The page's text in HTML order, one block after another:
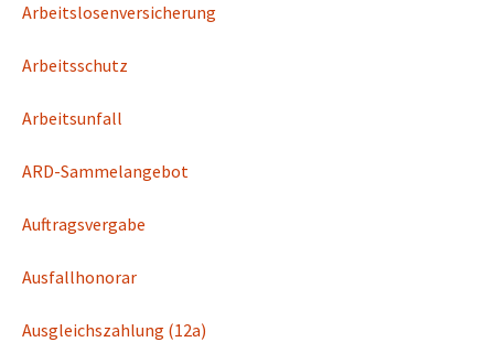
Arbeitslosenversicherung
Arbeitsschutz
Arbeitsunfall
ARD-Sammelangebot
Auftragsvergabe
Ausfallhonorar
Ausgleichszahlung (12a)